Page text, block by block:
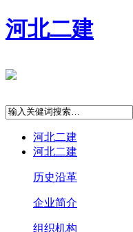
河北二建
河北二建
河北二建
历史沿革
企业简介
组织机构